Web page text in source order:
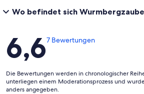
Wo befindet sich
Bewertungen
6,67 Bewertungen
Die Bewertungen werden in chronologischer
unterliegen einem Moderationsprozess und
anders angegeben.